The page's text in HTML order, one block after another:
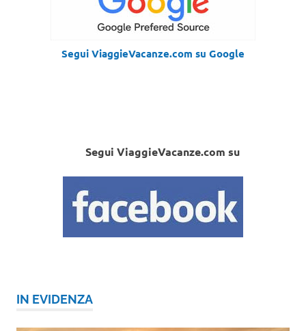
Segui ViaggieVacanze.com su Google
Segui ViaggieVacanze.com su
IN EVIDENZA